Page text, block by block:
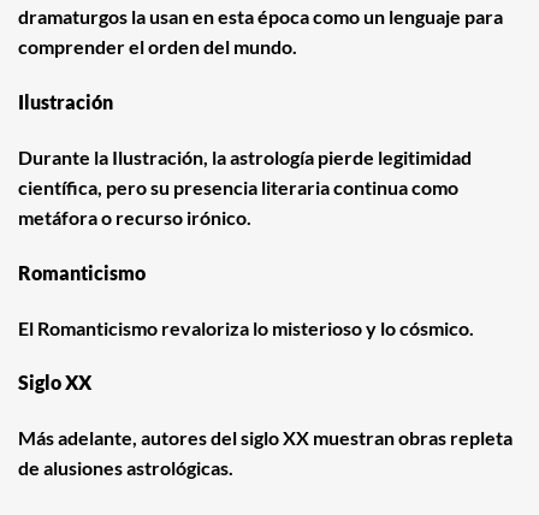
dramaturgos la usan en esta época como un lenguaje para
comprender el orden del mundo.
Ilustración
Durante la Ilustración, la astrología pierde legitimidad
científica, pero su presencia literaria continua como
metáfora o recurso irónico.
Romanticismo
El Romanticismo revaloriza lo misterioso y lo cósmico.
Siglo XX
Más adelante, autores del siglo XX muestran obras repleta
de alusiones astrológicas.